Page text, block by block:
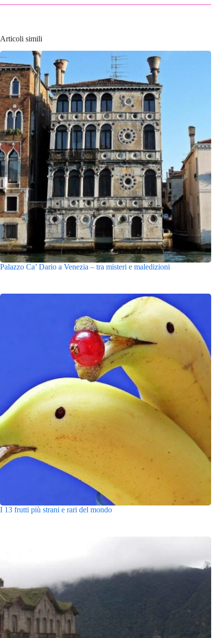
Articoli simili
Palazzo Ca’ Dario a Venezia – tra misteri e maledizioni
I 13 frutti più strani e rari del mondo